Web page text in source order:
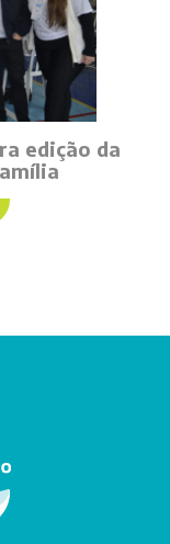
edição da